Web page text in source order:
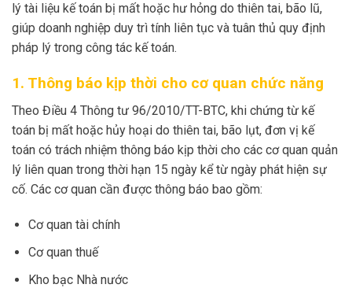
lý tài liệu kế toán bị mất hoặc hư hỏng do thiên tai, bão lũ,
giúp doanh nghiệp duy trì tính liên tục và tuân thủ quy định
pháp lý trong công tác kế toán.
1. Thông báo kịp thời cho cơ quan chức năng
Theo Điều 4 Thông tư 96/2010/TT-BTC, khi chứng từ kế
toán bị mất hoặc hủy hoại do thiên tai, bão lụt, đơn vị kế
toán có trách nhiệm thông báo kịp thời cho các cơ quan quản
lý liên quan trong thời hạn 15 ngày kể từ ngày phát hiện sự
cố. Các cơ quan cần được thông báo bao gồm:
Cơ quan tài chính
Cơ quan thuế
Kho bạc Nhà nước